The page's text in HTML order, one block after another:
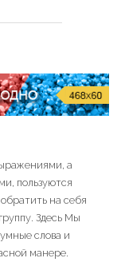
а
пользуются
на себя
Здесь Мы
слова и
манере.